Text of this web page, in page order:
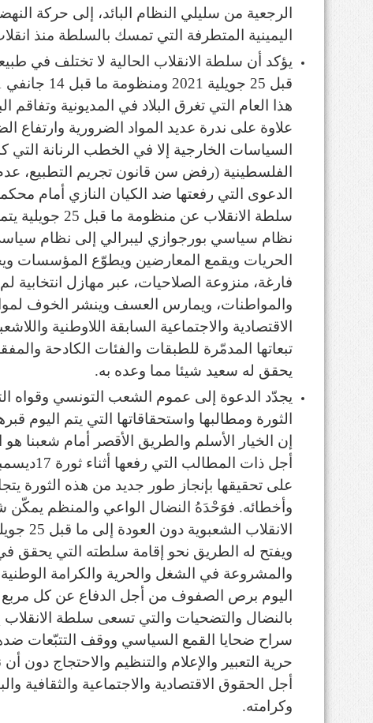
الرجعية من سليلي النظام البائد، إلى حركة
اليمينية المتطرفة التي تمسك بالسلطة منذ انقلاب 25 جويلية
يؤكد أن سلطة الانقلاب الحالية لا تختلف في
هذا العام التي تغرق البلاد في المديونية وتفاقم
علاوة على ندرة عديد المواد الضرورية وارتفاع
السياسات الخارجية إلا في الخطب الرنانة
الفلسطينية (رفض سن قانون تجريم التطبيع،
الدعوى التي رفعتها ضد الكيان النازي أمام
سلطة الانقلاب عن
نظام سياسي بورجوازي ليبرالي إلى نظام
الحريات ويقمع المعارضين ويطوّع المؤسسات
فارغة، منزوعة الصلاحيات، عبر مهازل انتخابية
والمواطنات، ويمارس العسف وينشر الخوف
الاقتصادية والاجتماعية السابقة اللاوطنية
تبعاتها المدمّرة للطبقات والفئات الكادحة
يحقق له سعيد شيئا مما وعده به.
يجدّد الدعوة إلى عموم الشعب التونسي وقواه
الثورة ومطالبها واستحقاقاتها التي يتم
إن الخيار الأسلم والطريق الأقصر أمام شعبنا
على تحقيقها بإنجاز طور جديد من هذه الثورة
وأخطائه. فوَحْدَهُ النضال الواعي والمنظم
ويفتح له الطريق نحو إقامة سلطته التي يحقق في
والمشروعة في الشغل والحرية والكرامة
اليوم برص الصفوف من أجل الدفاع عن كل مربع
بالنضال والتضحيات والتي تسعى سلطة الانقلاب
سراح ضحايا القمع السياسي ووقف التتبّعات
حرية التعبير والإعلام والتنظيم والاحتجاج
أجل الحقوق الاقتصادية والاجتماعية والثقافية
وكرامته.